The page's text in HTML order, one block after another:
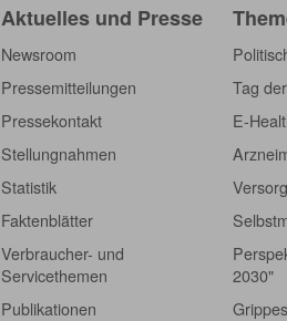
Aktuelles und Presse
Newsroom
Pressemitteilungen
Pressekontakt
Stellungnahmen
Statistik
Faktenblätter
Verbraucher- und
Servicethemen
Publikationen
Tag
E-
2030"